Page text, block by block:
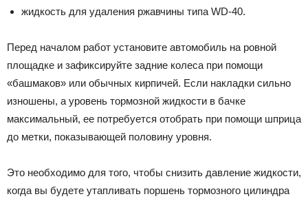
жидкость для удаления ржавчины типа WD-40.
Перед началом работ установите автомобиль на ровной
площадке и зафиксируйте задние колеса при помощи
«башмаков» или обычных кирпичей. Если накладки сильно
изношены, а уровень тормозной жидкости в бачке
максимальный, ее потребуется отобрать при помощи шприца
до метки, показывающей половину уровня.
Это необходимо для того, чтобы снизить давление жидкости,
когда вы будете утапливать поршень тормозного цилиндра